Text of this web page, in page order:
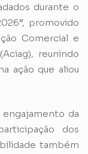
durante o
promovido
Comercial e
reunindo
ação que aliou
da
dos
também